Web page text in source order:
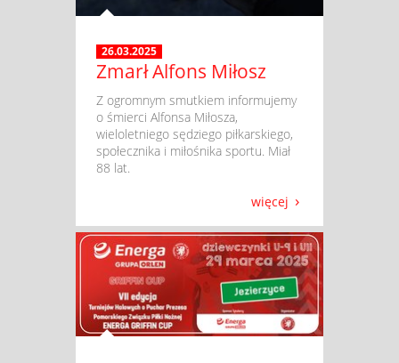
26.03.2025
Zmarł Alfons Miłosz
​ Z ogromnym smutkiem informujemy
o śmierci Alfonsa Miłosza,
wieloletniego sędziego piłkarskiego,
społecznika i miłośnika sportu. Miał
88 lat.
więcej